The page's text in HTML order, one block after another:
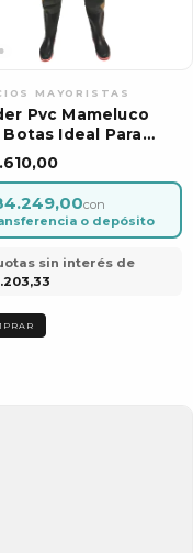
Pvc Mameluco
Botas Ideal Para
Vadeo
con
o depósito
sin interés de